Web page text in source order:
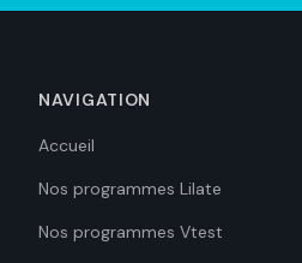
NAVIGATION
Accueil
Nos programmes Lilate
Nos programmes Vtest